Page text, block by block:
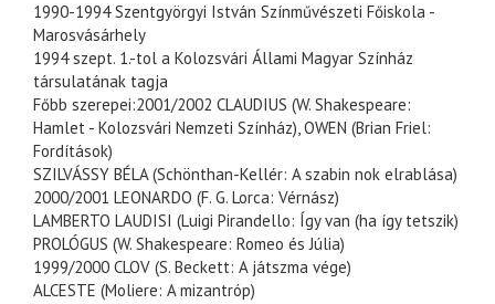
1990-1994 Szentgyörgyi István Színművészeti Főiskola -
Marosvásárhely
1994 szept. 1.-tol a Kolozsvári Állami Magyar Színház
társulatának tagja
Főbb szerepei:2001/2002 CLAUDIUS (W. Shakespeare:
Hamlet - Kolozsvári Nemzeti Színház), OWEN (Brian Friel:
Fordítások)
SZILVÁSSY BÉLA (Schönthan-Kellér: A szabin nok elrablása)
2000/2001 LEONARDO (F. G. Lorca: Vérnász)
LAMBERTO LAUDISI (Luigi Pirandello: Így van (ha így tetszik)
PROLÓGUS (W. Shakespeare: Romeo és Júlia)
1999/2000 CLOV (S. Beckett: A játszma vége)
ALCESTE (Moliere: A mizantróp)